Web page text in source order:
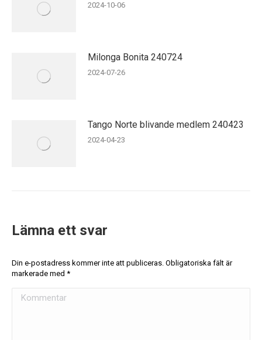
2024-10-06
Milonga Bonita 240724
2024-07-26
Tango Norte blivande medlem 240423
2024-04-23
Lämna ett svar
Din e-postadress kommer inte att publiceras. Obligatoriska fält är
markerade med *
Kommentar